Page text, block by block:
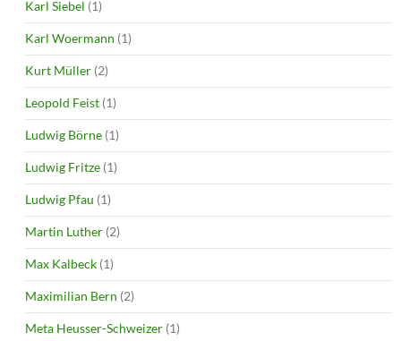
Karl Siebel (1)
Karl Woermann (1)
Kurt Müller (2)
Leopold Feist (1)
Ludwig Börne (1)
Ludwig Fritze (1)
Ludwig Pfau (1)
Martin Luther (2)
Max Kalbeck (1)
Maximilian Bern (2)
Meta Heusser-Schweizer (1)